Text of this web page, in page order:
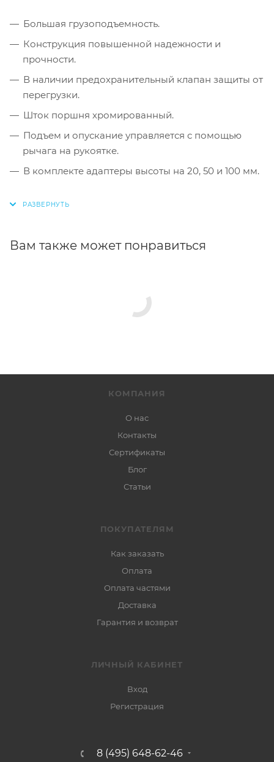
Большая грузоподъемность.
Конструкция повышенной надежности и
прочности.
В наличии предохранительный клапан защиты от
перегрузки.
Шток поршня хромированный.
Подъем и опускание управляется с помощью
рычага на рукоятке.
В комплекте адаптеры высоты на 20, 50 и 100 мм.
Вам также может понравиться
КОМПАНИЯ
О нас
Контакты
Сертификаты
Блог
Статьи
ПОКУПАТЕЛЯМ
Как заказать
Оплата
Оплата частями
Доставка
Гарантия и возврат
ЛИЧНЫЙ КАБИНЕТ
Вход
Регистрация
8 (495) 648-62-46